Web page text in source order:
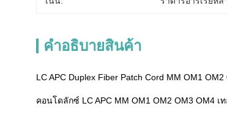
คําอธิบายสินค้า
LC APC Duplex Fiber Patch Cord MM OM1 OM2
คอนโดลักซ์ LC APC MM OM1 OM2 OM3 OM4